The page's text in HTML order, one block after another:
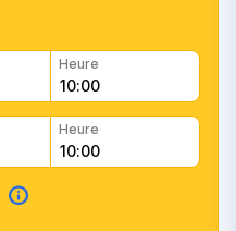
Heure
Heure